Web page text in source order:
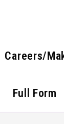
Careers/
Full Form